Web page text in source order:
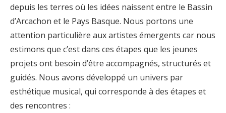
depuis les terres où les idées naissent entre le Bassin
d’Arcachon et le Pays Basque. Nous portons une
attention particulière aux artistes émergents car nous
estimons que c’est dans ces étapes que les jeunes
projets ont besoin d’être accompagnés, structurés et
guidés. Nous avons développé un univers par
esthétique musical, qui corresponde à des étapes et
des rencontres :